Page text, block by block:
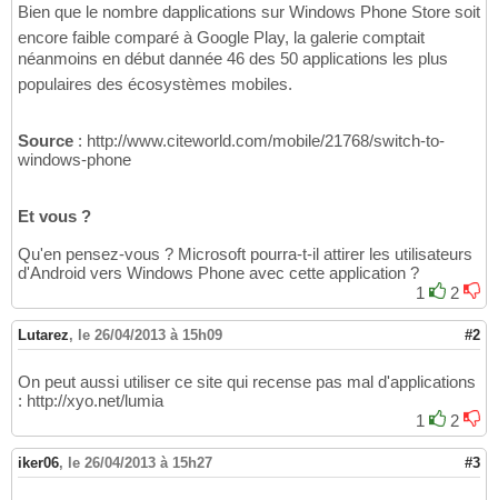
Bien que le nombre dapplications sur Windows Phone Store soit
encore faible comparé à Google Play, la galerie comptait
néanmoins en début dannée 46 des 50 applications les plus
populaires des écosystèmes mobiles.
Source : http://www.citeworld.com/mobile/21768/switch-to-
windows-phone
Et vous ?
Qu'en pensez-vous ? Microsoft pourra-t-il attirer les utilisateurs
d'Android vers Windows Phone avec cette application ?
1
2
Lutarez, le 26/04/2013 à 15h09 #2
On peut aussi utiliser ce site qui recense pas mal d'applications
: http://xyo.net/lumia
1
2
iker06, le 26/04/2013 à 15h27 #3